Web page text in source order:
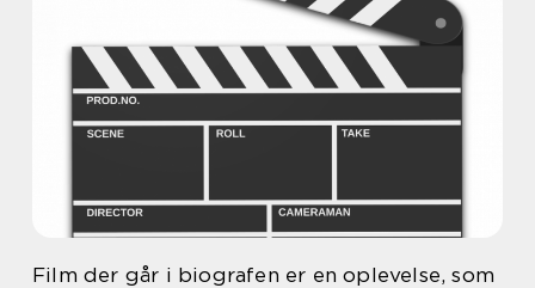
Film der går i biografen er en oplevelse, som